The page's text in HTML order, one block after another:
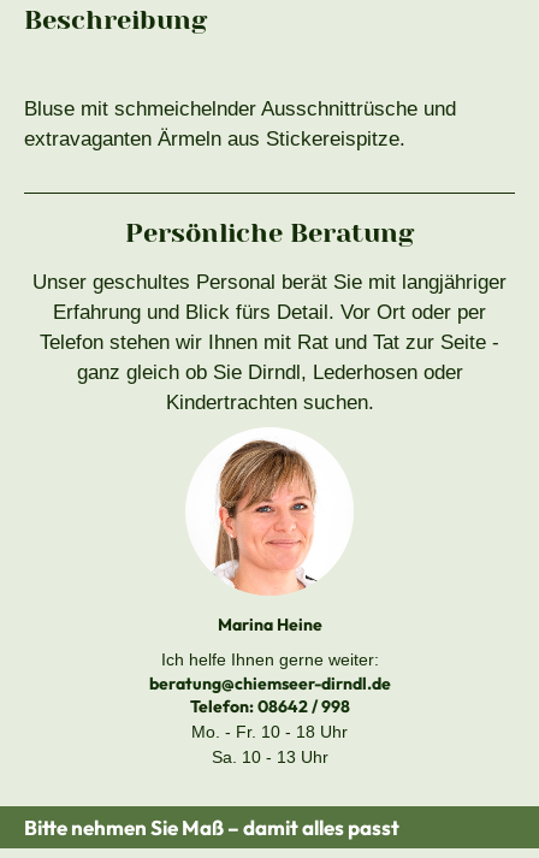
Beschreibung
Bluse mit schmeichelnder Ausschnittrüsche und
extravaganten Ärmeln aus Stickereispitze.
Persönliche Beratung
Unser geschultes Personal berät Sie mit langjähriger
Erfahrung und Blick fürs Detail. Vor Ort oder per
Telefon stehen wir Ihnen mit Rat und Tat zur Seite -
ganz gleich ob Sie Dirndl, Lederhosen oder
Kindertrachten suchen.
Marina Heine
Ich helfe Ihnen gerne weiter:
beratung@chiemseer-dirndl.de
Telefon:08642 / 998
Mo. - Fr. 10 - 18 Uhr
Sa. 10 - 13 Uhr
Bitte nehmen Sie Maß – damit alles passt